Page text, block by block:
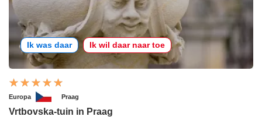
Ik was daar Ik wil daar naar toe
Europa Praag
Vrtbovska-tuin in Praag